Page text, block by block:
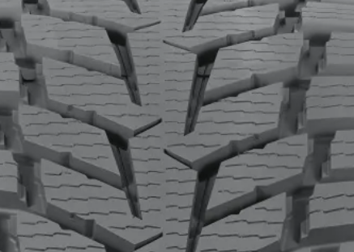
зимна гума, създадена специално за по-
отлично сцепление през зимата при
нарастващо количество изминати километри,
на шум